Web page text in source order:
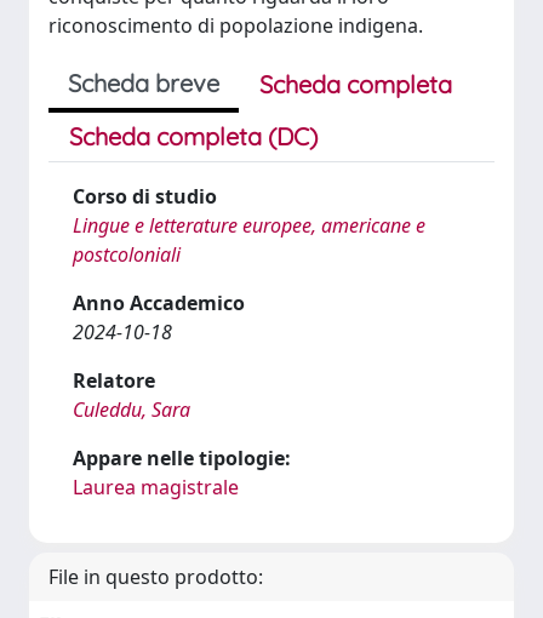
riconoscimento di popolazione indigena.
Scheda breve
Scheda completa
Scheda completa (DC)
Corso di studio
Lingue e letterature europee, americane e
postcoloniali
Anno Accademico
2024-10-18
Relatore
Culeddu, Sara
Appare nelle tipologie:
Laurea magistrale
File in questo prodotto: